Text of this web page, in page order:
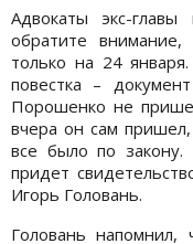
Адвокаты экс-
обратите
только на 24
повестка –
Порошенко не
вчера он сам
все было по закону.
придет
Игорь Головань.
Головань